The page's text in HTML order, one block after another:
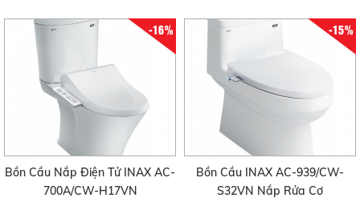
-16%
Bồn Cầu Nắp Điện Tử INAX AC-
700A/CW-H17VN
-15%
Bồn Cầu INAX AC-939/CW-
S32VN Nắp Rửa Cơ